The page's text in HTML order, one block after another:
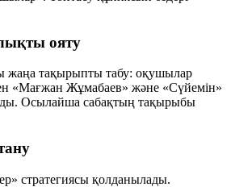
ояту
жаңа тақырыпты табу: оқушылар
«Мағжан Жұмабаев» және «Сүйемін»
Осылайша сабақтың тақырыбы
стратегиясы қолданылады.